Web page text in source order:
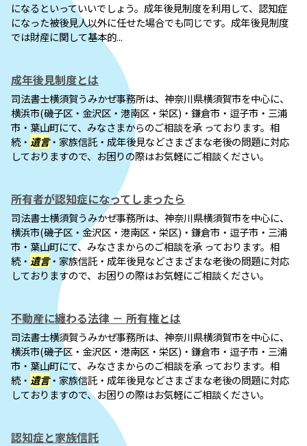
になるといっていいでしょう。成年後見制度を利用して、認知症
になった被後見人以外に任せた場合でも同じです。成年後見制度
では財産に関して基本的...
成年後見制度とは
司法書士横須賀うみかぜ事務所は、神奈川県横須賀市を中心に、
横浜市(磯子区・金沢区・港南区・栄区)・鎌倉市・逗子市・三浦
市・葉山町にて、みなさまからのご相談を承 っております。相
続・ 遺言・家族信託・成年後見などさまざまな老後の問題に対応
しておりますので、お困りの際はお気軽にご相談ください。
所有者が認知症になってしまったら
司法書士横須賀うみかぜ事務所は、神奈川県横須賀市を中心に、
横浜市(磯子区・金沢区・港南区・栄区)・鎌倉市・逗子市・三浦
市・葉山町にて、みなさまからのご相談を承 っております。相
続・ 遺言・家族信託・成年後見などさまざまな老後の問題に対応
しておりますので、お困りの際はお気軽にご相談ください。
不動産に纏わる法律 － 所有権とは
司法書士横須賀うみかぜ事務所は、神奈川県横須賀市を中心に、
横浜市(磯子区・金沢区・港南区・栄区)・鎌倉市・逗子市・三浦
市・葉山町にて、みなさまからのご相談を承 っております。相
続・ 遺言・家族信託・成年後見などさまざまな老後の問題に対応
しておりますので、お困りの際はお気軽にご相談ください。
認知症と家族信託